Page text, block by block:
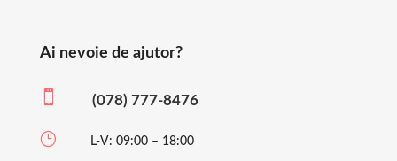
Ai nevoie de ajutor?
 (078) 777-8476
} L-V: 09:00 – 18:00